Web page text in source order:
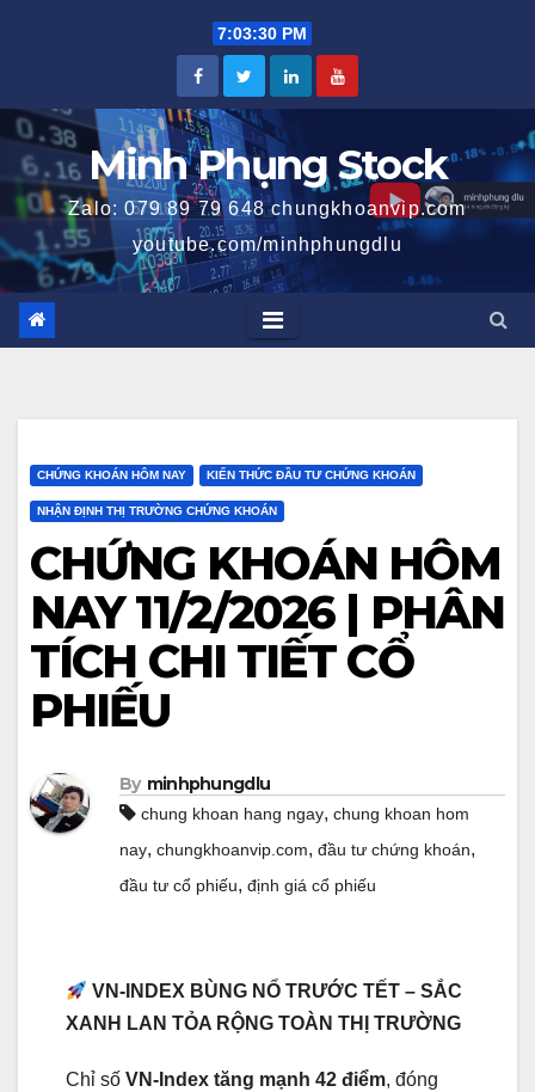
7:03:31 PM
Minh Phụng Stock
Zalo: 079 89 79 648 chungkhoanvip.com
youtube.com/minhphungdlu
CHỨNG KHOÁN HÔM NAY KIẾN THỨC ĐẦU TƯ CHỨNG KHOÁN
NHẬN ĐỊNH THỊ TRƯỜNG CHỨNG KHOÁN
CHỨNG KHOÁN HÔM
NAY 11/2/2026 | PHÂN
TÍCH CHI TIẾT CỔ
PHIẾU
By minhphungdlu
chung khoan hang ngay, chung khoan hom
nay, chungkhoanvip.com, đầu tư chứng khoán,
đầu tư cổ phiếu, định giá cổ phiếu
VN-INDEX BÙNG NỔ TRƯỚC TẾT – SẮC
XANH LAN TỎA RỘNG TOÀN THỊ TRƯỜNG
Chỉ số VN-Index tăng mạnh 42 điểm, đóng